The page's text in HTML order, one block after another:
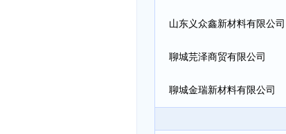
山东义众鑫新材料有限公司
聊城芫泽商贸有限公司
聊城金瑞新材料有限公司